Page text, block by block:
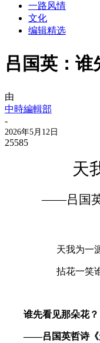
一路风情
文化
编辑精选
吕国英：谁
由
中時編輯部
-
2026年5月12日
25585
天
——吕国英
天我为一
拈花一笑
谁先看见那朵花？
——吕国英哲诗《